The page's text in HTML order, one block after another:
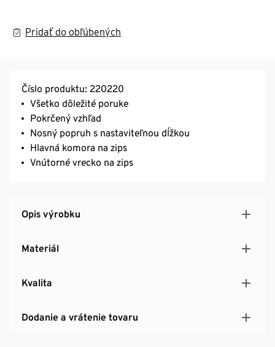
Pridať do obľúbených
Číslo produktu: 220220
Všetko dôležité poruke
Pokrčený vzhľad
Nosný popruh s nastaviteľnou dĺžkou
Hlavná komora na zips
Vnútorné vrecko na zips
Opis výrobku
Materiál
Kvalita
Dodanie a vrátenie tovaru